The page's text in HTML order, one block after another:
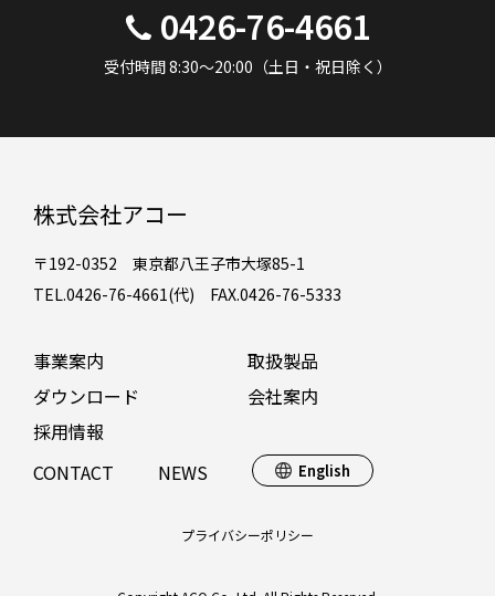
0426-76-4661
受付時間 8:30～20:00（土日・祝日除く）
株式会社アコー
〒192-0352 東京都八王子市大塚85-1
TEL.0426-76-4661(代) FAX.0426-76-5333
事業案内
取扱製品
ダウンロード
会社案内
採用情報
CONTACT
NEWS English
プライバシーポリシー